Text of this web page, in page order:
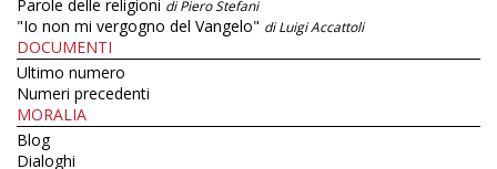
Parole delle religioni di Piero Stefani
"Io non mi vergogno del Vangelo" di Luigi Accattoli
DOCUMENTI
Ultimo numero
Numeri precedenti
MORALIA
Blog
Dialoghi